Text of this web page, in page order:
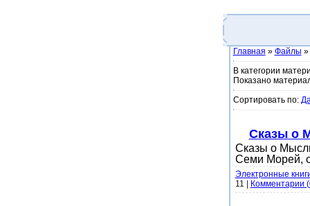
Главная » Файлы »
В категории
Показано
Сортировать по:
Сказы о
Сказы о
Семи Морей,
Электронные
11
Комментарии